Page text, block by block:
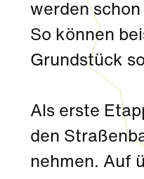
werden
So können
Grundstück
Als erste
den
nehmen. Auf